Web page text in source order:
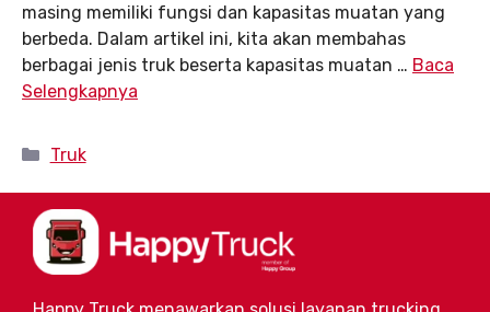
masing memiliki fungsi dan kapasitas muatan yang
berbeda. Dalam artikel ini, kita akan membahas
berbagai jenis truk beserta kapasitas muatan … Baca
Selengkapnya
Kategori
Truk